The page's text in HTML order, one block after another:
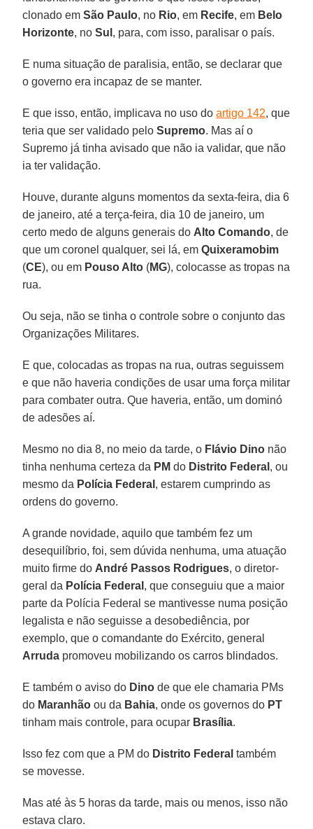
clonado emSão Paulo, no Rio, em Recife, em Belo
Horizonte, noSul , para, com isso, paralisar o país.
E numa situação de paralisia, então, se declarar que
o governo era incapaz de se manter.
E que isso, então, implicava no uso doartigo 142, que
teria que ser validado peloSupremo. Mas aí o
Supremo já tinha avisado que não ia validar, que não
ia ter validação.
Houve, durante alguns momentos da sexta-feira, dia 6
de janeiro, até a terça-feira, dia 10 de janeiro, um
certo medo de alguns generais do Alto Comando, de
que um coronel qualquer, sei lá, emQuixeramobim
(CE), ou em Pouso Alto (MG), colocasse as tropas na
rua.
Ou seja, não se tinha o controle sobre o conjunto das
Organizações Militares.
E que, colocadas as tropas na rua, outras seguissem
e que não haveria condições de usar uma força militar
para combater outra. Que haveria, então, um dominó
de adesões aí.
Mesmo no dia 8, no meio da tarde, o Flávio Dino não
tinha nenhuma certeza da PM do Distrito Federal , ou
mesmo da Polícia Federal , estarem cumprindo as
ordens do governo.
A grande novidade, aquilo que também fez um
desequilíbrio, foi, sem dúvida nenhuma, uma atuação
muito firme do André Passos Rodrigues, o diretor-
geral da Polícia Federal , que conseguiu que a maior
parte da Polícia Federal se mantivesse numa posição
legalista e não seguisse a desobediência, por
exemplo, que o comandante do Exército, general
Arruda promoveu mobilizando os carros blindados.
E também o aviso do Dino de que ele chamaria PMs
do Maranhão ou da Bahia, onde os governos do PT
tinham mais controle, para ocupar Brasília.
Isso fez com que a PM do Distrito Federal também
se movesse.
Mas até às 5 horas da tarde, mais ou menos, isso não
estava claro.